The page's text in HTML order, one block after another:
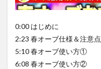
0:00 はじめに
2:23 春オーブ仕様＆注意点
5:10 春オーブ使い方①
6:08 春オーブ使い方②